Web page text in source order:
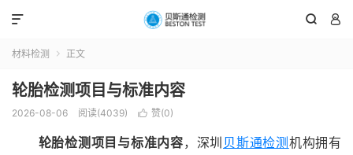
 

材料检测  正文
轮胎检测项目与标准内容
2026-08-06 阅读(4039)  赞(0)
轮胎检测项目与标准内容，深圳 贝斯通检测 机构拥有